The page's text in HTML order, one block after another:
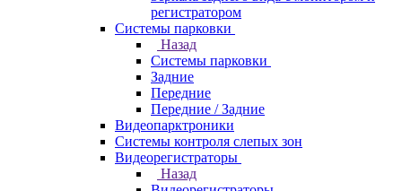
регистратором
Системы парковки
Назад
Системы парковки
Задние
Передние
Передние / Задние
Видеопарктроники
Системы контроля слепых зон
Видеорегистраторы
Назад